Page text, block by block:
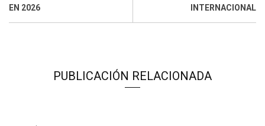
EN 2026
INTERNACIONAL
PUBLICACIÓN RELACIONADA